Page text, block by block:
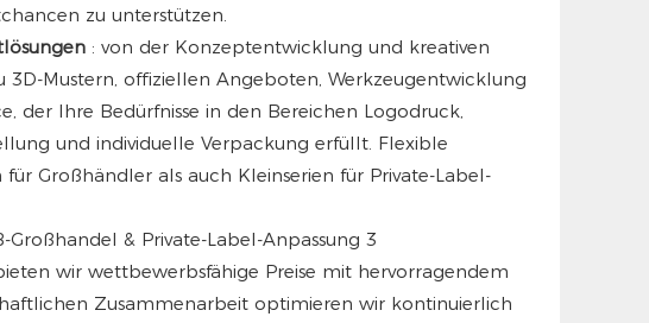
zu unterstützen.
: von der Konzeptentwicklung und kreativen
Mustern, offiziellen Angeboten, Werkzeugentwicklung
der Ihre Bedürfnisse in den Bereichen Logodruck,
und individuelle Verpackung erfüllt. Flexible
Großhändler als auch Kleinserien für Private-Label-
wir wettbewerbsfähige Preise mit hervorragendem
Zusammenarbeit optimieren wir kontinuierlich